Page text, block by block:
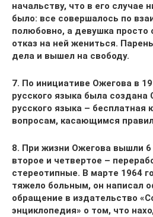
начальству, что в его случае
было: все совершалось по
полюбовно, а девушка просто
отказ на ней жениться.
дела и вышел на свободу.
7. По инициативе Ожегова в
русского языка была создана
русского языка – бесплатная
вопросам, касающимся
8. При жизни Ожегова вышли 6
второе и четвертое –
стереотипные. В марте 1964
тяжело больным, он написал
обращение в издательство
энциклопедия» о том, что